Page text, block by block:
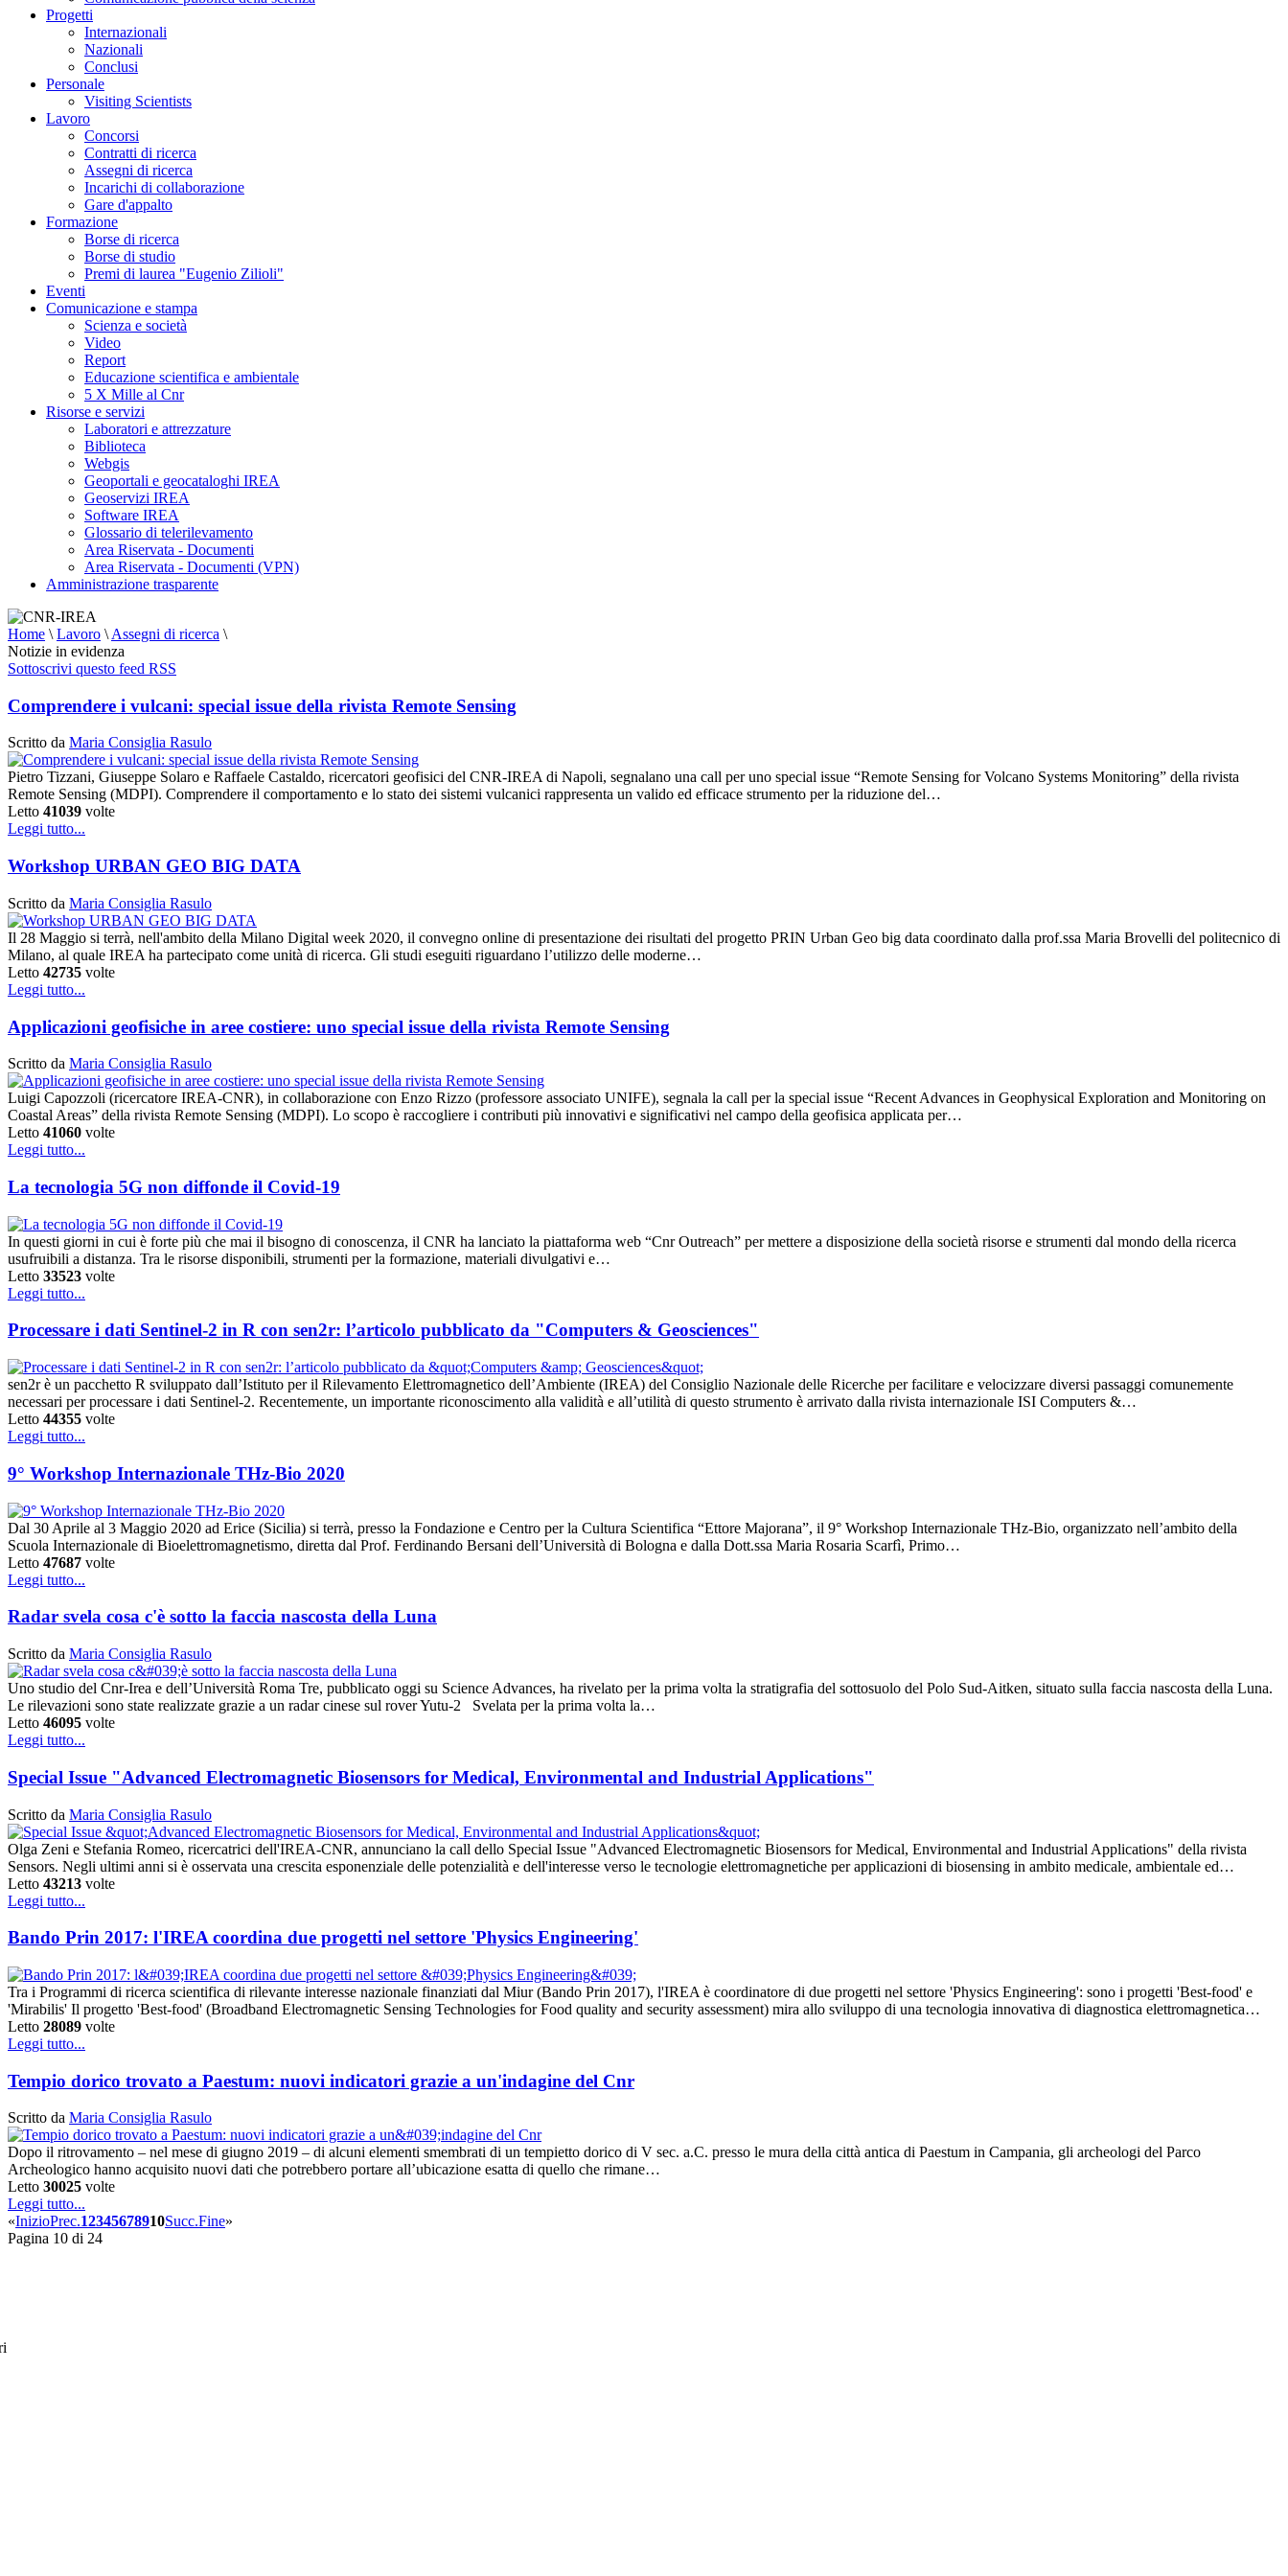
Progetti
Internazionali
Nazionali
Conclusi
Personale
Visiting Scientists
Lavoro
Concorsi
Contratti di ricerca
Assegni di ricerca
Incarichi di collaborazione
Gare d'appalto
Formazione
Borse di ricerca
Borse di studio
Premi di laurea "Eugenio Zilioli"
Eventi
Comunicazione e stampa
Scienza e società
Video
Report
Educazione scientifica e ambientale
5 X Mille al Cnr
Risorse e servizi
Laboratori e attrezzature
Biblioteca
Webgis
Geoportali e geocataloghi IREA
Geoservizi IREA
Software IREA
Glossario di telerilevamento
Area Riservata - Documenti
Area Riservata - Documenti (VPN)
Amministrazione trasparente
Home \ Lavoro \ Assegni di ricerca \
Notizie in evidenza
Sottoscrivi questo feed RSS
Comprendere i vulcani: special issue della rivista Remote Sensing
Scritto da Maria Consiglia Rasulo
Pietro Tizzani, Giuseppe Solaro e Raffaele Castaldo, ricercatori geofisici del CNR-IREA di Napoli, segnalano una call per uno special issue “Remote Sensing for Volcano Systems Monitoring” della rivista
Remote Sensing (MDPI). Comprendere il comportamento e lo stato dei sistemi vulcanici rappresenta un valido ed efficace strumento per la riduzione del…
Letto 41039 volte
Leggi tutto...
Workshop URBAN GEO BIG DATA
Scritto da Maria Consiglia Rasulo
Il 28 Maggio si terrà, nell'ambito della Milano Digital week 2020, il convegno online di presentazione dei risultati del progetto PRIN Urban Geo big data coordinato dalla prof.ssa Maria Brovelli del politecnico di
Milano, al quale IREA ha partecipato come unità di ricerca. Gli studi eseguiti riguardano l’utilizzo delle moderne…
Letto 42735 volte
Leggi tutto...
Applicazioni geofisiche in aree costiere: uno special issue della rivista Remote Sensing
Scritto da Maria Consiglia Rasulo
Luigi Capozzoli (ricercatore IREA-CNR), in collaborazione con Enzo Rizzo (professore associato UNIFE), segnala la call per la special issue “Recent Advances in Geophysical Exploration and Monitoring on
Coastal Areas” della rivista Remote Sensing (MDPI). Lo scopo è raccogliere i contributi più innovativi e significativi nel campo della geofisica applicata per…
Letto 41060 volte
Leggi tutto...
La tecnologia 5G non diffonde il Covid-19
In questi giorni in cui è forte più che mai il bisogno di conoscenza, il CNR ha lanciato la piattaforma web “Cnr Outreach” per mettere a disposizione della società risorse e strumenti dal mondo della ricerca
usufruibili a distanza. Tra le risorse disponibili, strumenti per la formazione, materiali divulgativi e…
Letto 33523 volte
Leggi tutto...
Processare i dati Sentinel-2 in R con sen2r: l’articolo pubblicato da "Computers & Geosciences"
sen2r è un pacchetto R sviluppato dall’Istituto per il Rilevamento Elettromagnetico dell’Ambiente (IREA) del Consiglio Nazionale delle Ricerche per facilitare e velocizzare diversi passaggi comunemente
necessari per processare i dati Sentinel-2. Recentemente, un importante riconoscimento alla validità e all’utilità di questo strumento è arrivato dalla rivista internazionale ISI Computers &…
Letto 44355 volte
Leggi tutto...
9° Workshop Internazionale THz-Bio 2020
Dal 30 Aprile al 3 Maggio 2020 ad Erice (Sicilia) si terrà, presso la Fondazione e Centro per la Cultura Scientifica “Ettore Majorana”, il 9° Workshop Internazionale THz-Bio, organizzato nell’ambito della
Scuola Internazionale di Bioelettromagnetismo, diretta dal Prof. Ferdinando Bersani dell’Università di Bologna e dalla Dott.ssa Maria Rosaria Scarfì, Primo…
Letto 47687 volte
Leggi tutto...
Radar svela cosa c'è sotto la faccia nascosta della Luna
Scritto da Maria Consiglia Rasulo
Uno studio del Cnr-Irea e dell’Università Roma Tre, pubblicato oggi su Science Advances, ha rivelato per la prima volta la stratigrafia del sottosuolo del Polo Sud-Aitken, situato sulla faccia nascosta della Luna.
Le rilevazioni sono state realizzate grazie a un radar cinese sul rover Yutu-2 Svelata per la prima volta la…
Letto 46095 volte
Leggi tutto...
Special Issue "Advanced Electromagnetic Biosensors for Medical, Environmental and Industrial Applications"
Scritto da Maria Consiglia Rasulo
Olga Zeni e Stefania Romeo, ricercatrici dell'IREA-CNR, annunciano la call dello Special Issue "Advanced Electromagnetic Biosensors for Medical, Environmental and Industrial Applications" della rivista
Sensors. Negli ultimi anni si è osservata una crescita esponenziale delle potenzialità e dell'interesse verso le tecnologie elettromagnetiche per applicazioni di biosensing in ambito medicale, ambientale ed…
Letto 43213 volte
Leggi tutto...
Bando Prin 2017: l'IREA coordina due progetti nel settore 'Physics Engineering'
Tra i Programmi di ricerca scientifica di rilevante interesse nazionale finanziati dal Miur (Bando Prin 2017), l'IREA è coordinatore di due progetti nel settore 'Physics Engineering': sono i progetti 'Best-food' e
'Mirabilis' Il progetto 'Best-food' (Broadband Electromagnetic Sensing Technologies for Food quality and security assessment) mira allo sviluppo di una tecnologia innovativa di diagnostica elettromagnetica…
Letto 28089 volte
Leggi tutto...
Tempio dorico trovato a Paestum: nuovi indicatori grazie a un'indagine del Cnr
Scritto da Maria Consiglia Rasulo
Dopo il ritrovamento – nel mese di giugno 2019 – di alcuni elementi smembrati di un tempietto dorico di V sec. a.C. presso le mura della città antica di Paestum in Campania, gli archeologi del Parco
Archeologico hanno acquisito nuovi dati che potrebbero portare all’ubicazione esatta di quello che rimane…
Letto 30025 volte
Leggi tutto...
«InizioPrec.12345678910Succ.Fine»
Pagina 10 di 24